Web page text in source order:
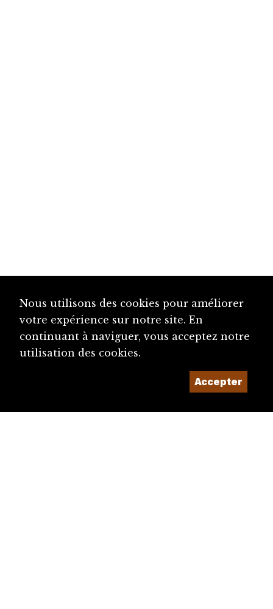
Nous utilisons des cookies pour améliorer
votre expérience sur notre site. En
continuant à naviguer, vous acceptez notre
utilisation des cookies.
Accepter